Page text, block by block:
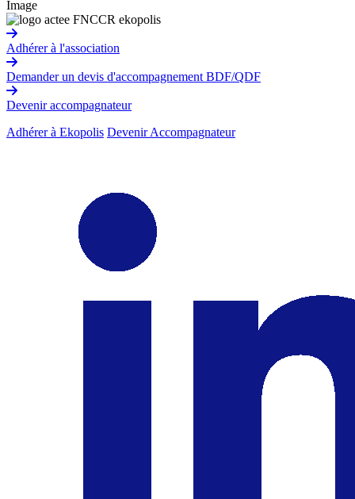
Image
Adhérer à l'association
Demander un devis d'accompagnement BDF/QDF
Devenir accompagnateur
Adhérer à Ekopolis Devenir Accompagnateur